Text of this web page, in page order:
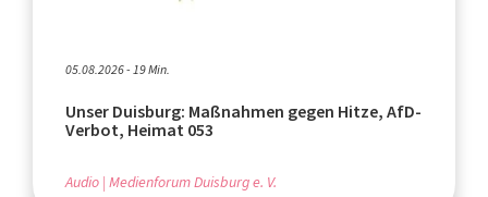
05.08.2026 - 19 Min.
Unser Duisburg: Maßnahmen gegen Hitze, AfD-
Verbot, Heimat 053
Audio Medienforum Duisburg e. V.